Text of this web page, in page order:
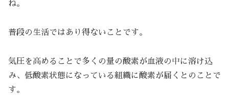
ね。
普段の生活ではあり得ないことです。
気圧を高めることで多くの量の酸素が血液の中に溶け込
み、低酸素状態になっている組織に酸素が届くとのことで
す。